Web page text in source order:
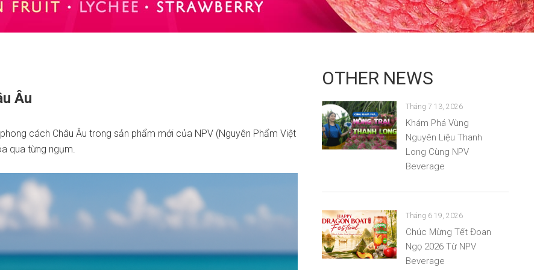
Âu
cách Châu Âu trong sản phẩm mới của NPV (Nguyên Phẩm Việt
qua từng ngụm.
OTHER NEWS
Tháng 7 13, 2026
Khám Phá Vùng
Nguyên Liệu Thanh
Long Cùng NPV
Beverage
Tháng 6 19, 2026
Chúc Mừng Tết Đoan
Ngọ 2026 Từ NPV
Beverage